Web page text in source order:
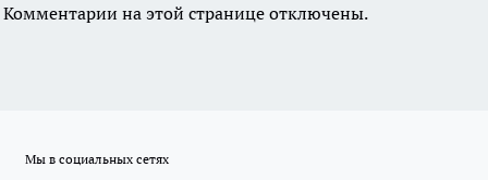
Комментарии на этой странице отключены.
Мы в социальных сетях